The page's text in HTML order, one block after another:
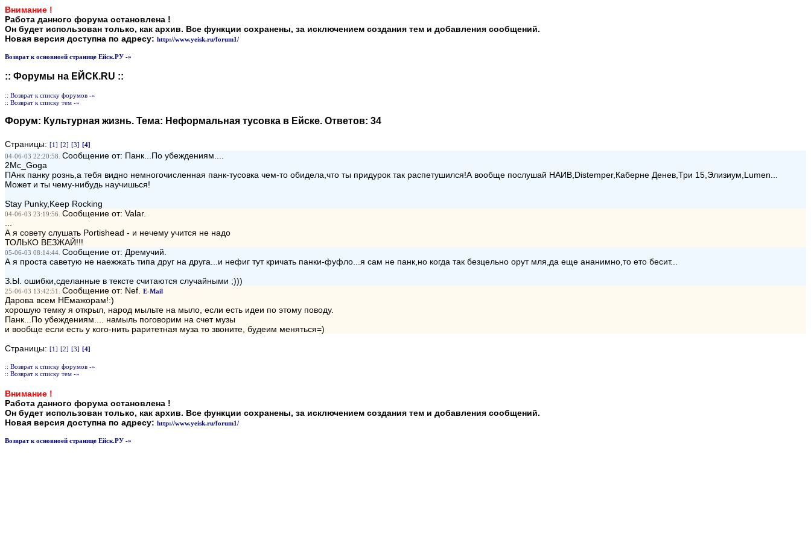
Внимание !
Работа данного форума остановлена !
Он будет использован только, как архив. Все функции сохранены, за исключением создания тем и добавления сообщений.
Новая версия доступна по адресу: http://www.yeisk.ru/forum1/
Возврат к основноей странице Ейск.РУ -»
:: Форумы на ЕЙСК.RU ::
:: Возврат к списку форумов -»
:: Возврат к списку тем -»
Форум: Культурная жизнь. Тема: Неформальная тусовка в Ейске. Ответов: 34
Страницы: [1] [2] [3] [4]
04-06-03 22:20:58. Сообщение от: Панк...По убеждениям....
2Mc_Goga
ПАнк панку рознь,а тебя видно немногочисленная панк-тусовка чем-то обидела,что ты придурок так распетушился!А вообще послушай НАИВ,Distemper,Каберне Денев,Три 15,Элизиум,Lumen...
Может и ты чему-нибудь научишься!
Stay Punky,Keep Rocking
04-06-03 23:19:56. Сообщение от: Valar.
А я совету слушать Portishead - и нечему учится не надо
ТОЛЬКО ВЕЗЖАЙ!!!
05-06-03 08:14:44. Сообщение от: Дремучий.
А я проста саветую не наежжать типа друг на друга...и нефиг тут кричать панки-фуфло...я сам не панк,но когда так безцельно орут мля,да еще ананимно,то ето бесит...
З.Ы. ошибки,сделанные в тексте считаются случайными ;)))
25-06-03 13:42:51. Сообщение от: Nef. E-Mail
Дарова всем НЕмажорам!:)
хорошую темку я открыл, народ мыльте на мыло, если есть идеи по этому поводу.
Панк...По убеждениям.... намыль поговорим на счет музы
и вообще если есть у кого-нить раритетная муза то звоните, будеим меняться=)
Страницы: [1] [2] [3] [4]
:: Возврат к списку форумов -»
:: Возврат к списку тем -»
Внимание !
Работа данного форума остановлена !
Он будет использован только, как архив. Все функции сохранены, за исключением создания тем и добавления сообщений.
Новая версия доступна по адресу: http://www.yeisk.ru/forum1/
Возврат к основноей странице Ейск.РУ -»